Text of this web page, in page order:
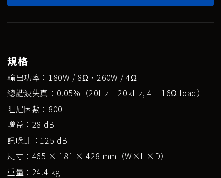
規格
輸出功率：180W / 8Ω，260W / 4Ω
總諧波失真：0.05%（20Hz – 20kHz, 4 – 16Ω load）
阻尼因數：800
增益：28 dB
訊噪比：125 dB
尺寸：465 × 181 × 428 mm（W×H×D）
重量：24.4 kg